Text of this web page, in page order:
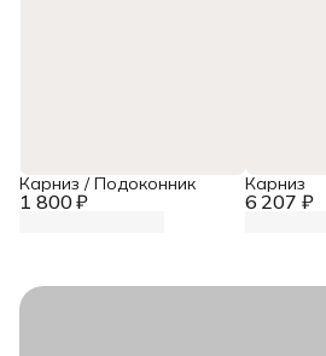
1 800 ₽
Карниз / Подоконник
6 207 ₽
Карниз